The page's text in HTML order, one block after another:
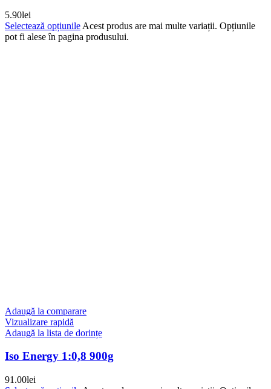
5.90lei
Selectează opțiunile Acest produs are mai multe variații. Opțiunile
pot fi alese în pagina produsului.
Adaugă la comparare
Vizualizare rapidă
Adaugă la lista de dorințe
Iso Energy 1:0,8 900g
91.00lei